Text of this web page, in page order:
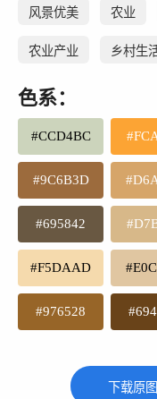
风景优美 农业
农业产业 乡村生
色系：
#CCD4BC
#9C6B3D
#695842
#F5DAAD
#976528
下载原图